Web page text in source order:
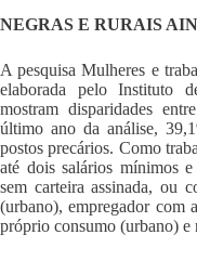
NEGRAS E RURAIS
A pesquisa Mulheres e
elaborada pelo Instituto
mostram disparidades
último ano da análise,
postos precários. Como
até dois salários mínimos
sem carteira assinada, ou
(urbano), empregador com
próprio consumo (urbano) e